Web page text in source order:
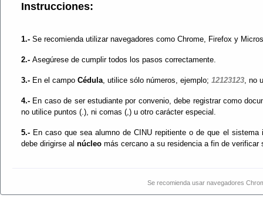
Instrucciones:
1.- Se recomienda utilizar navegadores como Chrome, Firefox y
2.- Asegúrese de cumplir todos los pasos correctamente.
3.- En el campo Cédula, utilice sólo números, ejemplo; 12123123, no
4.- En caso de ser estudiante por convenio, debe registrar como
no utilice puntos (.), ni comas (,) u otro carácter especial.
5.- En caso que sea alumno de CINU repitiente o de que el
debe dirigirse al núcleo más cercano a su residencia a fin de verificar
Se recomienda usar navegadores